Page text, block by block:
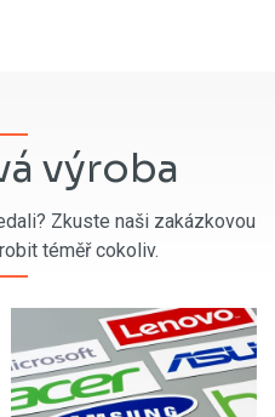
výroba
Zkuste naši zakázkovou
téměř cokoliv.